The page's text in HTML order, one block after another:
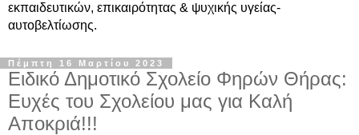
εκπαιδευτικών, επικαιρότητας & ψυχικής υγείας-
αυτοβελτίωσης.
Πέμπτη 16 Μαρτίου 2023
Ειδικό Δημοτικό Σχολείο Φηρών Θήρας:
Ευχές του Σχολείου μας για Καλή
Αποκριά!!!